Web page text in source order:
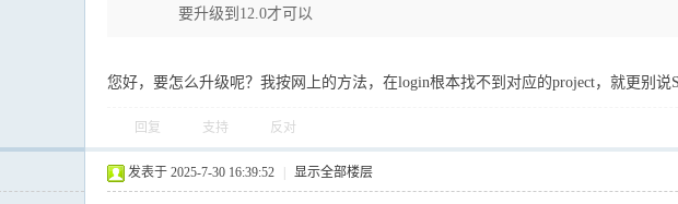
要升级到12.0才可以
您好，要怎么升级呢？我按网上的方法，在login根本找不到对应的project，就更别说
回复 支持 反对
发表于 2025-7-30 16:39:52 显示全部楼层